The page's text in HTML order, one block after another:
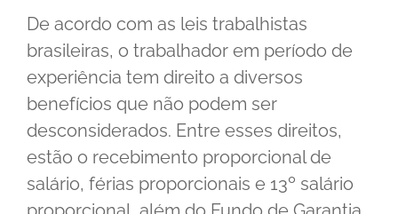
De acordo com as leis trabalhistas
brasileiras, o trabalhador em período de
experiência tem direito a diversos
benefícios que não podem ser
desconsiderados. Entre esses direitos,
estão o recebimento proporcional de
salário, férias proporcionais e 13º salário